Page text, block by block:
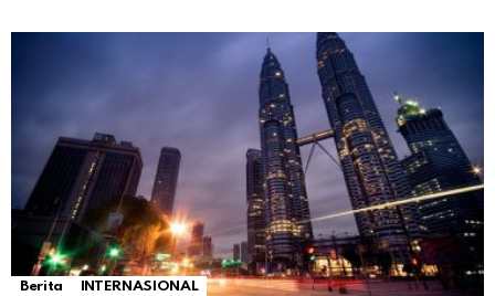
Berita INTERNASIONAL